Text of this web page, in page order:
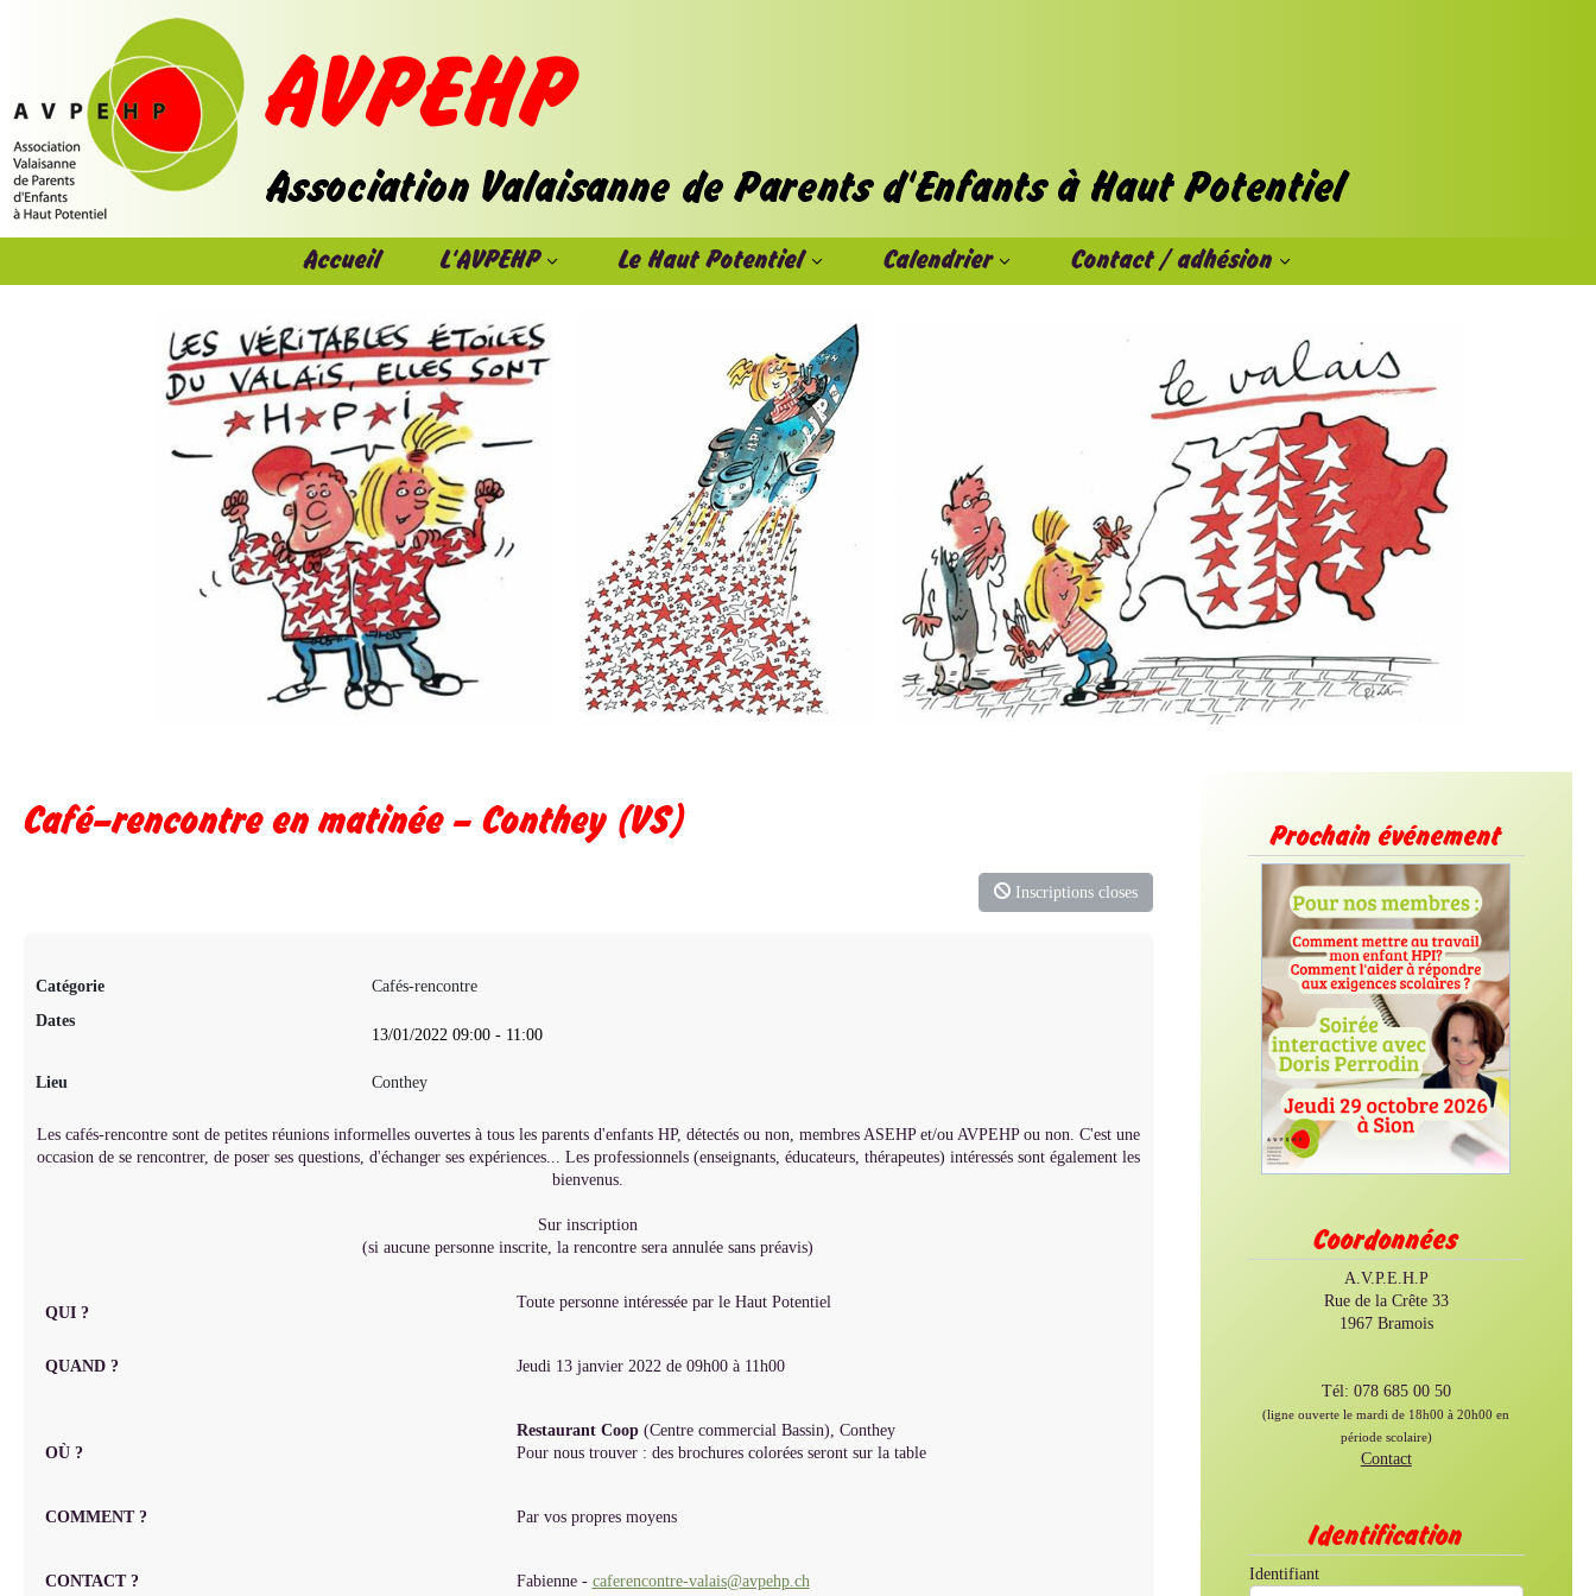
Accueil L'AVPEHP Le Haut Potentiel Calendrier Contact / adhésion
Café–rencontre en matinée – Conthey (VS)
Inscriptions closes
Catégorie
Cafés-rencontre
Dates
13/01/2022 09:00- 11:00
Lieu Conthey
Les cafés-rencontre sont de petites réunions informelles ouvertes à tous les parents d'enfants HP, détectés ou non, membres ASEHP et/ou AVPEHP ou non. C'est une
occasion de se rencontrer, de poser ses questions, d'échanger ses expériences... Les professionnels (enseignants, éducateurs, thérapeutes) intéressés sont également les
bienvenus.
Sur inscription
(si aucune personne inscrite, la rencontre sera annulée sans préavis)
QUI ?
Toute personne intéressée par le Haut Potentiel
QUAND ? Jeudi 13 janvier 2022 de 09h00 à 11h00
OÙ ?
Restaurant Coop (Centre commercial Bassin), Conthey
Pour nous trouver : des brochures colorées seront sur la table
COMMENT ? Par vos propres moyens
CONTACT ? Fabienne - caferencontre-valais@avpehp.ch
Prochain événement
Coordonnées
A.V.P.E.H.P
Rue de la Crête 33
1967 Bramois
Tél: 078 685 00 50
(ligne ouverte le mardi de 18h00 à 20h00 en
période scolaire)
Contact
Identification
Identifiant